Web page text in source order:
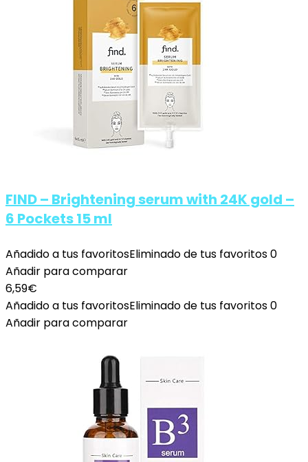
FIND – Brightening serum with 24K gold –
6 Pockets 15 ml
Añadido a tus favoritosEliminado de tus favoritos0
Añadir para comparar
6,59€
Añadido a tus favoritosEliminado de tus favoritos0
Añadir para comparar